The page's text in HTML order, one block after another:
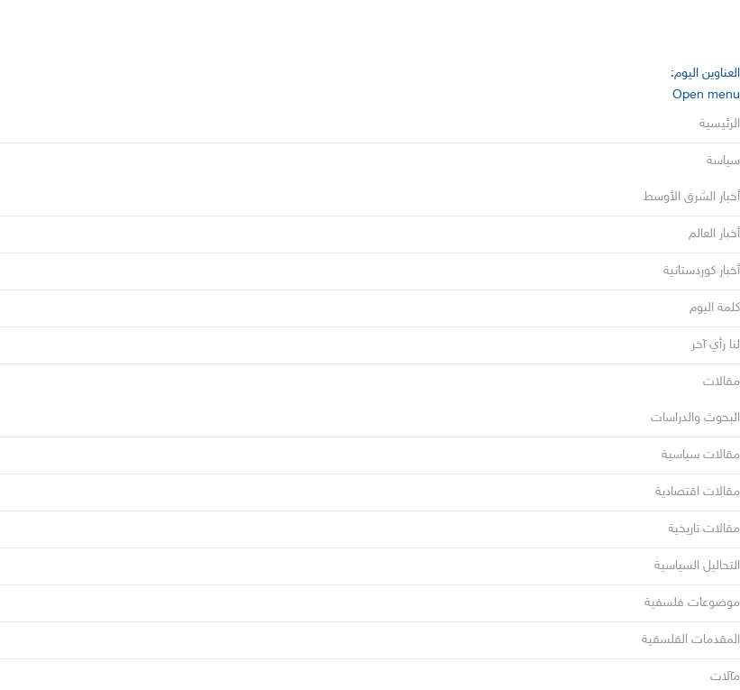
العناوين اليوم:
Open menu
الرئيسية
سياسة
أخبار الشرق الأوسط
أخبار العالم
أخبار كوردستانية
كلمة اليوم
لنا رأي آخر
مقالات
البحوث والدراسات
مقالات سياسية
مقالات اقتصادية
مقالات تاريخية
التحاليل السياسية
موضوعات فلسفية
المقدمات الفلسفية
مآلات